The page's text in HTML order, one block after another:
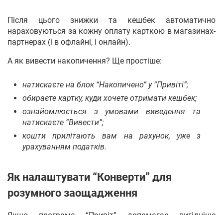
Після цього знижки та кешбек автоматично
нараховуються за кожну оплату карткою в магазинах-
партнерах (і в офлайні, і онлайн).
А як вивести накопичення? Ще простіше:
натискаєте на блок “Накопичено” у “Привіті”;
обираєте картку, куди хочете отримати кешбек;
ознайомлюється з умовами виведення та
натискаєте “Вивести”;
кошти прилітають вам на рахунок, уже з
урахуванням податків.
Як налаштувати “Конверти” для
розумного заощадження